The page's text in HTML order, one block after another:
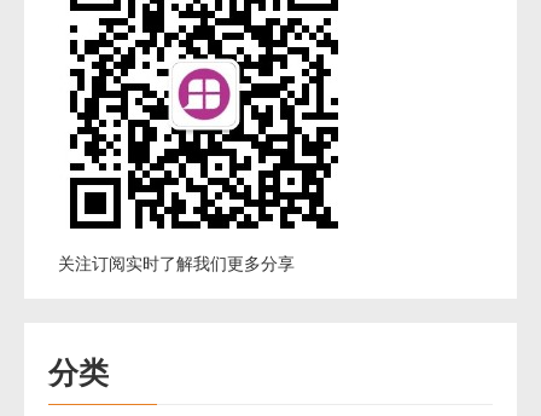
关注订阅实时了解我们更多分享
分类